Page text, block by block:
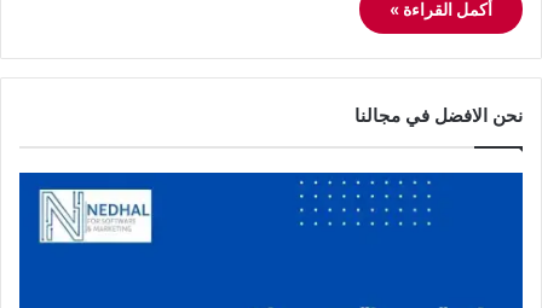
أكمل القراءة »
نحن الافضل في مجالنا